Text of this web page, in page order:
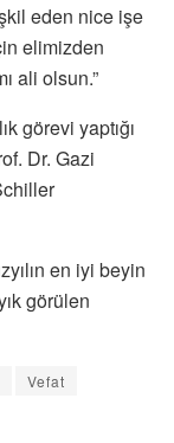
eden nice işe
elimizden
ali olsun.”
görevi yaptığı
Dr. Gazi
en iyi beyin
görülen
Vefat